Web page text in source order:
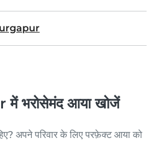
भरोसेमंद आया खोजें
अपने परिवार के लिए परफ़ेक्ट आया को